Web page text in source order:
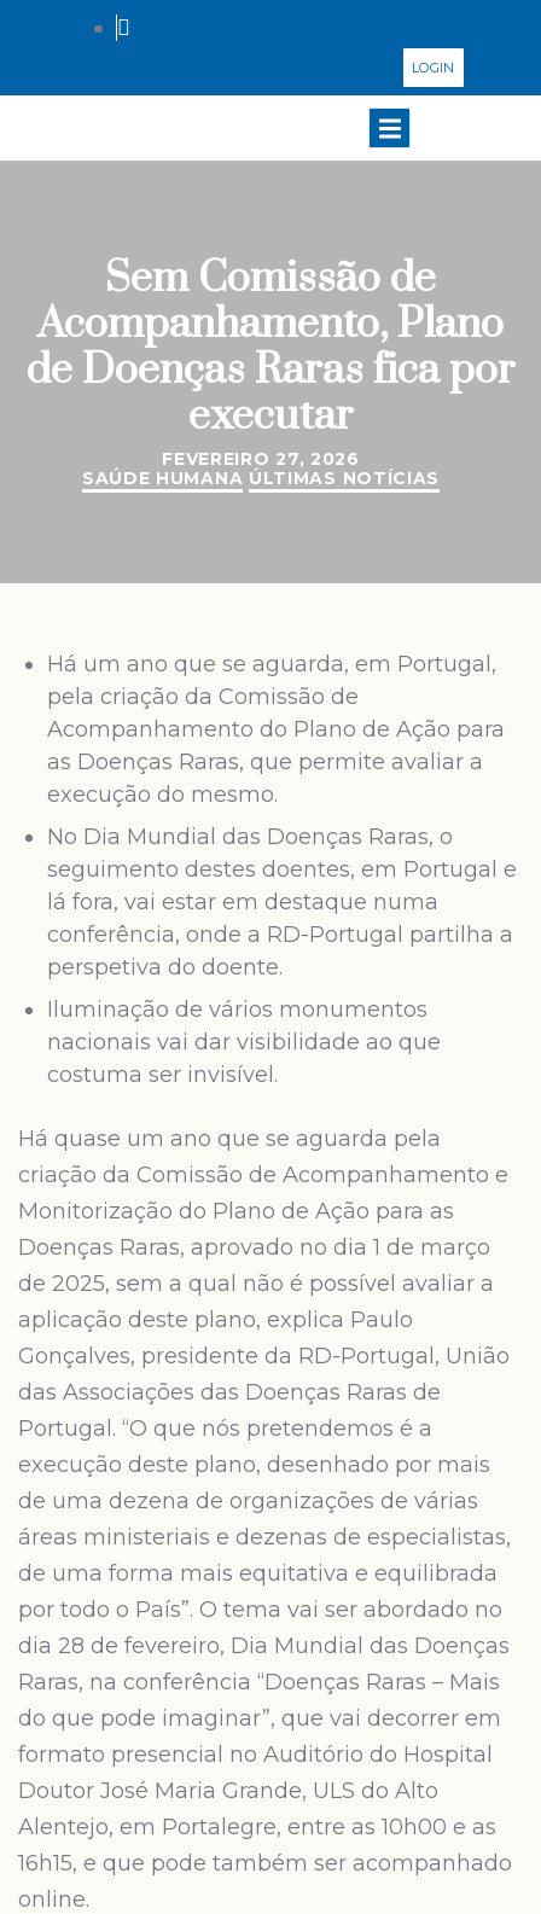
LOGIN
Sem Comissão de
Acompanhamento, Plano
de Doenças Raras fica por
executar
FEVEREIRO 27, 2026
SAÚDE HUMANA ÚLTIMAS NOTÍCIAS
Há um ano que se aguarda, em Portugal,
pela criação da Comissão de
Acompanhamento do Plano de Ação para
as Doenças Raras, que permite avaliar a
execução do mesmo.
No Dia Mundial das Doenças Raras, o
seguimento destes doentes, em Portugal e
lá fora, vai estar em destaque numa
conferência, onde a RD-Portugal partilha a
perspetiva do doente.
Iluminação de vários monumentos
nacionais vai dar visibilidade ao que
costuma ser invisível.
Há quase um ano que se aguarda pela
criação da Comissão de Acompanhamento e
Monitorização do Plano de Ação para as
Doenças Raras, aprovado no dia 1 de março
de 2025, sem a qual não é possível avaliar a
aplicação deste plano, explica Paulo
Gonçalves, presidente da RD-Portugal, União
das Associações das Doenças Raras de
Portugal. “O que nós pretendemos é a
execução deste plano, desenhado por mais
de uma dezena de organizações de várias
áreas ministeriais e dezenas de especialistas,
de uma forma mais equitativa e equilibrada
por todo o País”. O tema vai ser abordado no
dia 28 de fevereiro, Dia Mundial das Doenças
Raras, na conferência “Doenças Raras – Mais
do que pode imaginar”, que vai decorrer em
formato presencial no Auditório do Hospital
Doutor José Maria Grande, ULS do Alto
Alentejo, em Portalegre, entre as 10h00 e as
16h15, e que pode também ser acompanhado
online.